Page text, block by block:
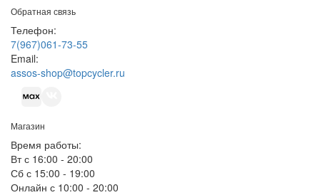
Обратная связь
Телефон:
7(967)061-73-55
Email:
assos-shop@topcycler.ru
Магазин
Время работы:
Вт с 16:00 - 20:00
Сб с 15:00 - 19:00
Онлайн с 10:00 - 20:00